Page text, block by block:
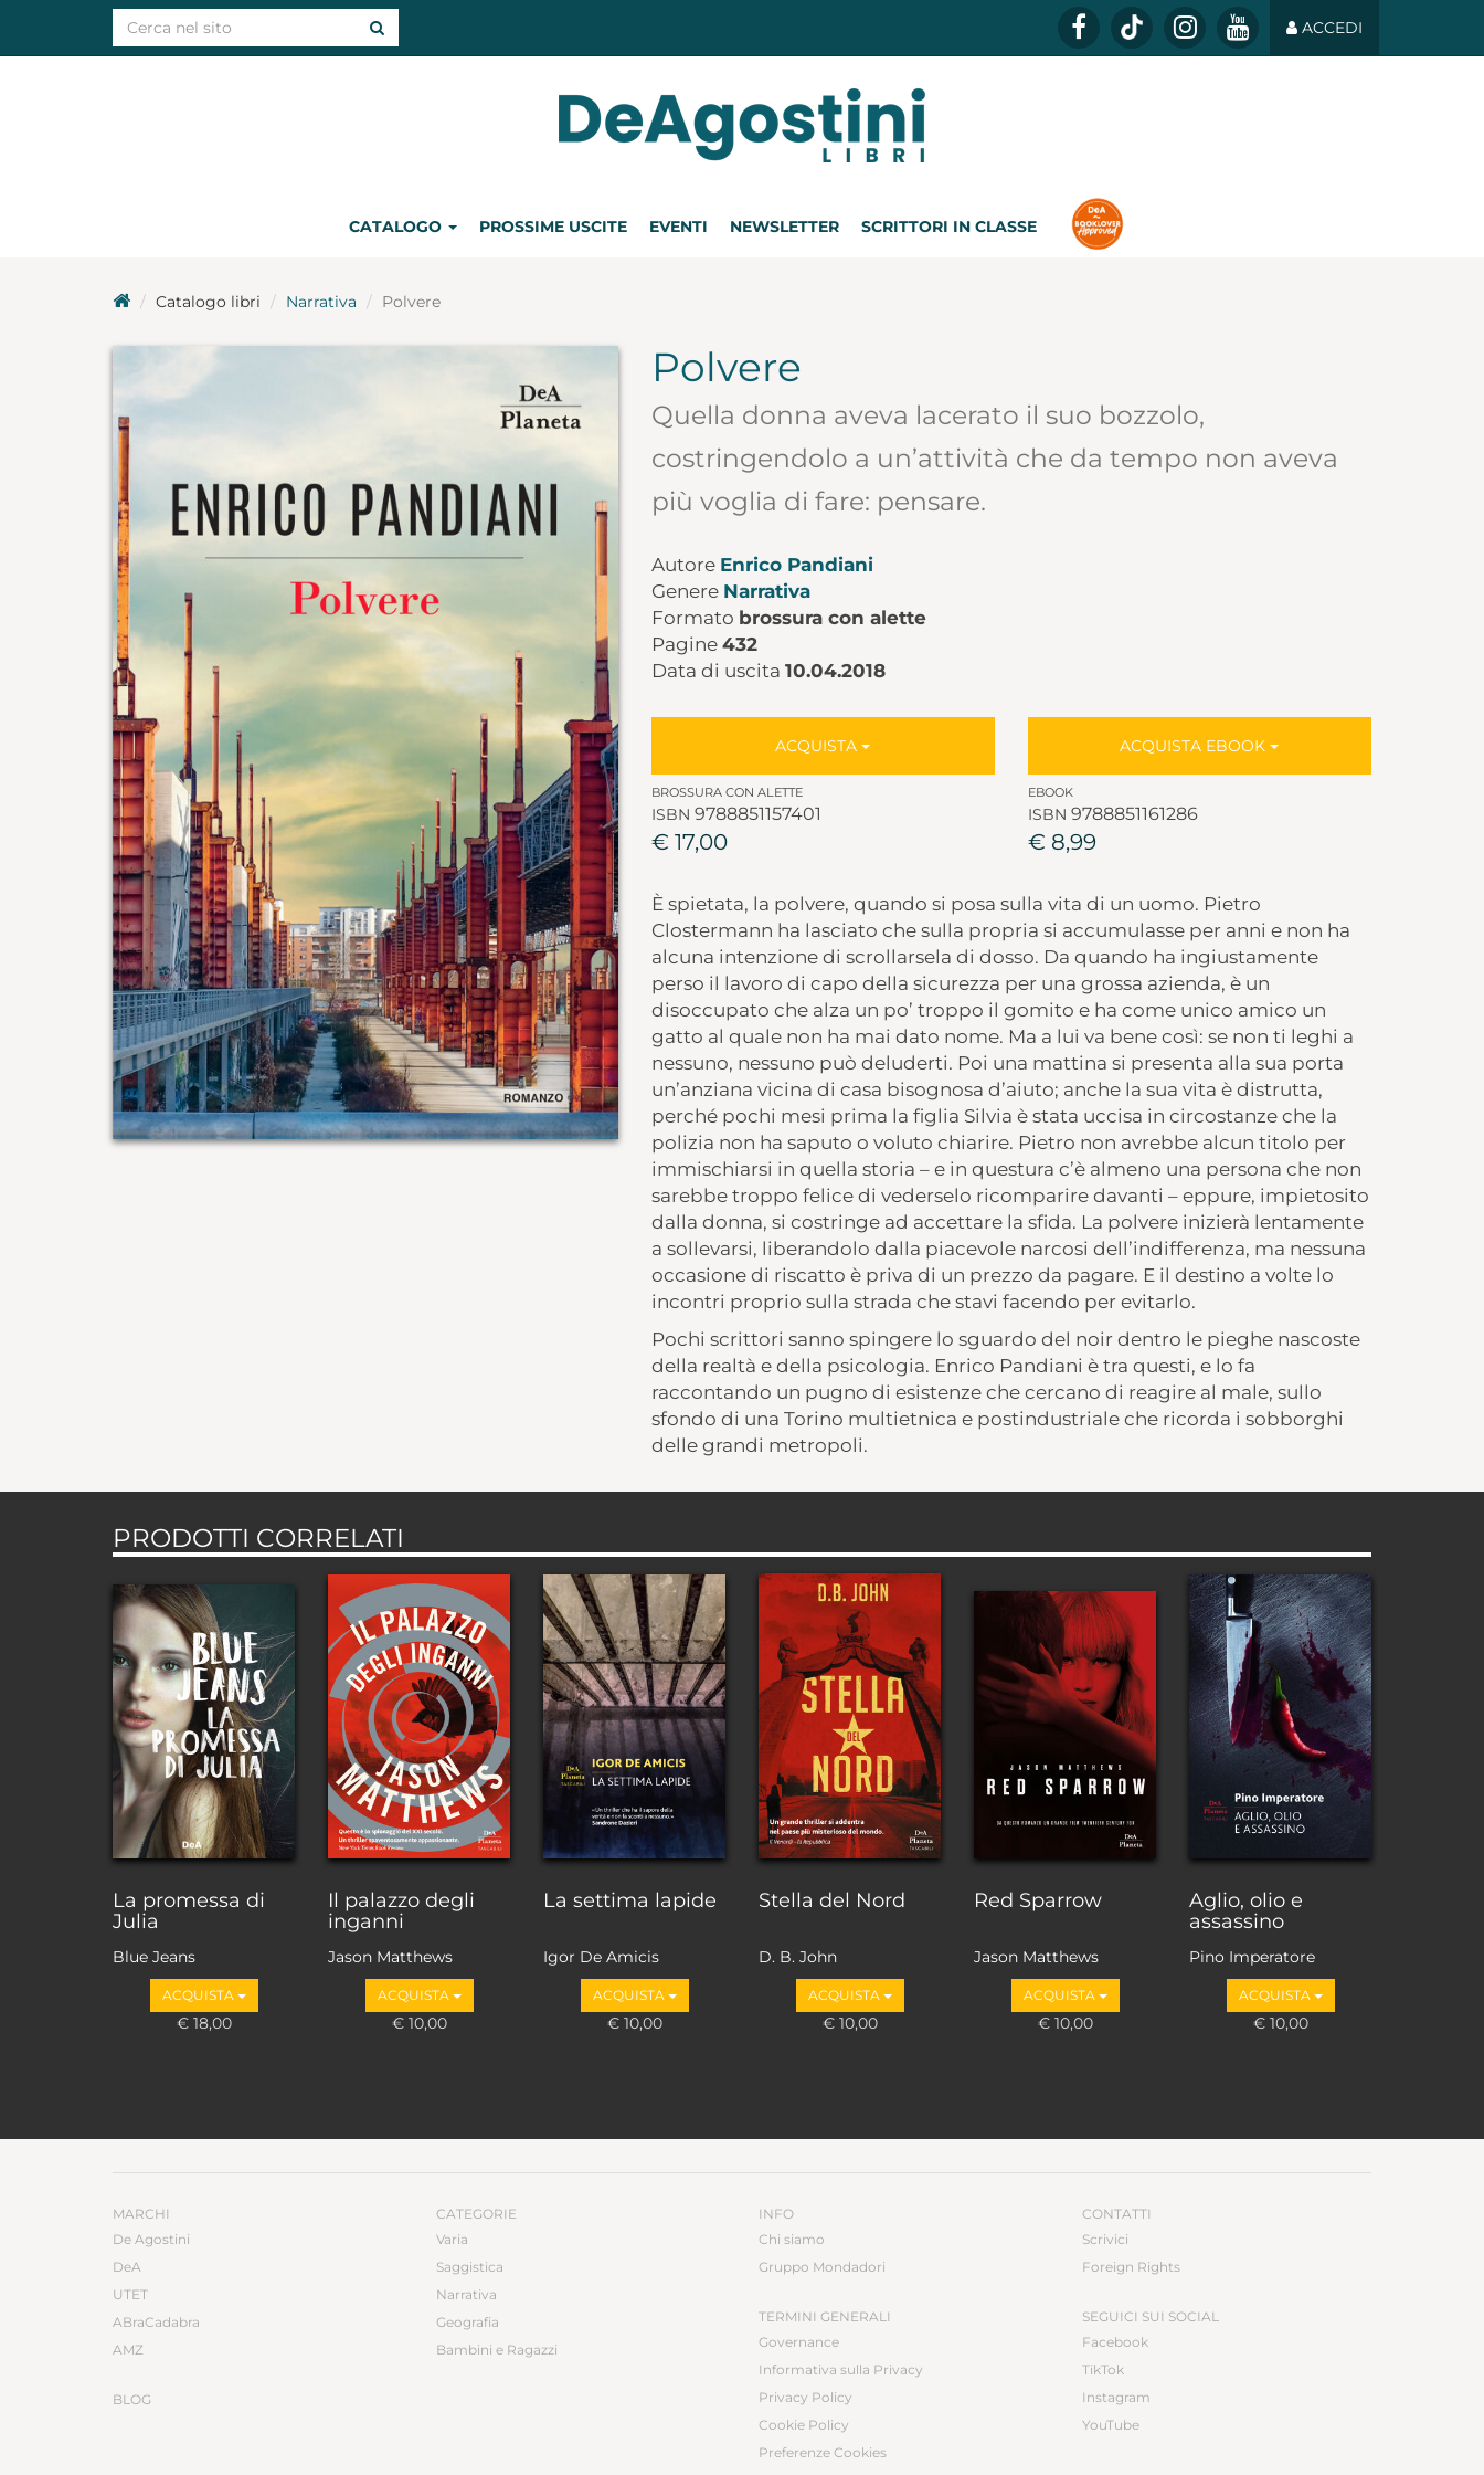
ACCEDI
CATALOGO PROSSIME USCITE EVENTI NEWSLETTER SCRITTORI IN CLASSE
Catalogo libri Narrativa Polvere
Polvere
Quella donna aveva lacerato il suo bozzolo,
costringendolo a un’attività che da tempo non aveva
più voglia di fare: pensare.
Autore Enrico Pandiani
Genere Narrativa
Formato brossura con alette
Pagine 432
Data di uscita 10.04.2018
ACQUISTA
BROSSURA CON ALETTE
ISBN 9788851157401
€ 17,00
ACQUISTA EBOOK
EBOOK
ISBN 9788851161286
€ 8,99
È spietata, la polvere, quando si posa sulla vita di un uomo. Pietro
Clostermann ha lasciato che sulla propria si accumulasse per anni e non ha
alcuna intenzione di scrollarsela di dosso. Da quando ha ingiustamente
perso il lavoro di capo della sicurezza per una grossa azienda, è un
disoccupato che alza un po’ troppo il gomito e ha come unico amico un
gatto al quale non ha mai dato nome. Ma a lui va bene così: se non ti leghi a
nessuno, nessuno può deluderti. Poi una mattina si presenta alla sua porta
un’anziana vicina di casa bisognosa d’aiuto; anche la sua vita è distrutta,
perché pochi mesi prima la figlia Silvia è stata uccisa in circostanze che la
polizia non ha saputo o voluto chiarire. Pietro non avrebbe alcun titolo per
immischiarsi in quella storia – e in questura c’è almeno una persona che non
sarebbe troppo felice di vederselo ricomparire davanti – eppure, impietosito
dalla donna, si costringe ad accettare la sfida. La polvere inizierà lentamente
a sollevarsi, liberandolo dalla piacevole narcosi dell’indifferenza, ma nessuna
occasione di riscatto è priva di un prezzo da pagare. E il destino a volte lo
incontri proprio sulla strada che stavi facendo per evitarlo.
Pochi scrittori sanno spingere lo sguardo del noir dentro le pieghe nascoste
della realtà e della psicologia. Enrico Pandiani è tra questi, e lo fa
raccontando un pugno di esistenze che cercano di reagire al male, sullo
sfondo di una Torino multietnica e postindustriale che ricorda i sobborghi
delle grandi metropoli.
PRODOTTI CORRELATI
La promessa di
Julia
Blue Jeans
ACQUISTA
€ 18,00
Il palazzo degli
inganni
Jason Matthews
ACQUISTA
€ 10,00
La settima lapide
Igor De Amicis
ACQUISTA
€ 10,00
Stella del Nord
D. B. John
ACQUISTA
€ 10,00
Red Sparrow
Jason Matthews
ACQUISTA
€ 10,00
Aglio, olio e
assassino
Pino Imperatore
ACQUISTA
€ 10,00
MARCHI
De Agostini
DeA
UTET
ABraCadabra
AMZ
BLOG
CATEGORIE
Varia
Saggistica
Narrativa
Geografia
Bambini e Ragazzi
INFO
Chi siamo
Gruppo Mondadori
TERMINI GENERALI
Governance
Informativa sulla Privacy
Privacy Policy
Cookie Policy
Preferenze Cookies
CONTATTI
Scrivici
Foreign Rights
SEGUICI SUI SOCIAL
Facebook
TikTok
Instagram
YouTube